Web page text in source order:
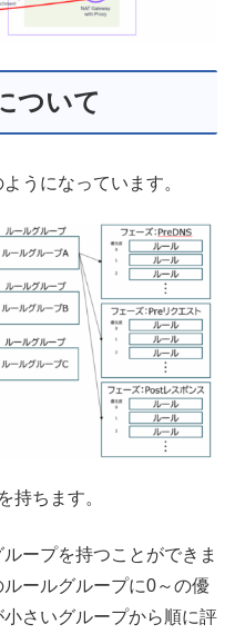
ついて
うになっています。
持ちます。
ープを持つことができま
ールグループに0～の優
さいグループから順に評